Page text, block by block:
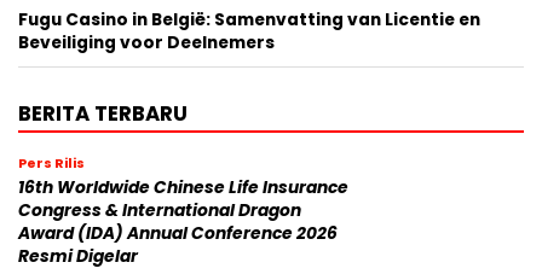
Fugu Casino in België: Samenvatting van Licentie en
Beveiliging voor Deelnemers
BERITA TERBARU
Pers Rilis
16th Worldwide Chinese Life Insurance
Congress & International Dragon
Award (IDA) Annual Conference 2026
Resmi Digelar